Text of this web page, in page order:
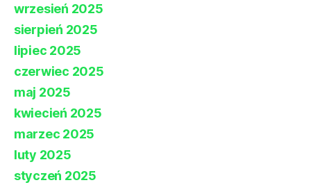
wrzesień 2025
sierpień 2025
lipiec 2025
czerwiec 2025
maj 2025
kwiecień 2025
marzec 2025
luty 2025
styczeń 2025